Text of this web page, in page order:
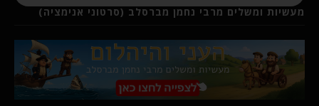
מעשיות ומשלים מרבי נחמן מברסלב (סרטוני אנימציה)